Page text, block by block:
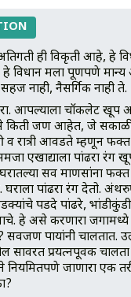
ही विकृती आहे, हे
विधान मला पूर्णपणे
नाही, नैसर्गिक नाही ते.
आपल्याला चॉकलेट खूप
जण आहेत, जे सकाळी,
व रात्री आवडते म्हणून
एखाद्याला पांढरा रंग
सर्व माणसांना फक्त
घराला पांढरा रंग देतो.
पडदे पांढरे,
हे असे करणारा
पायांनी चालतात.
सावरत प्रयत्नपूर्वक
नियमितपणे जाणारा एक